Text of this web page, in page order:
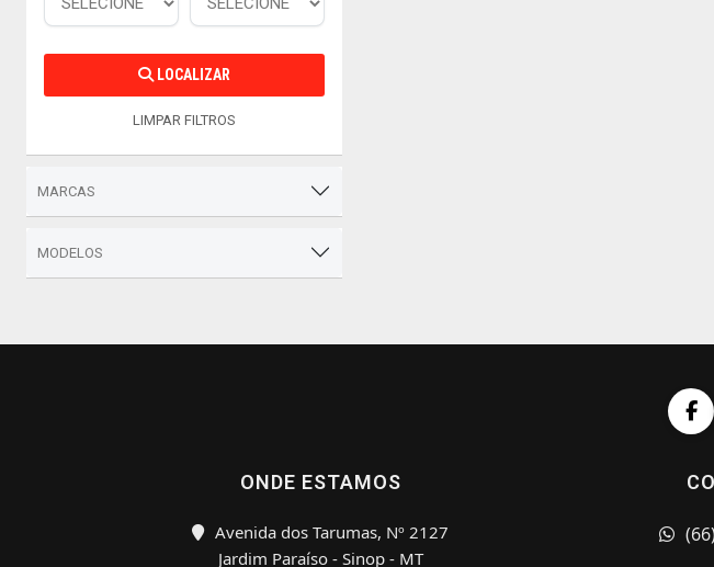
LOCALIZAR
LIMPAR FILTROS
MARCAS
MODELOS
ONDE ESTAMOS
Avenida dos Tarumas, Nº 2127
Jardim Paraíso - Sinop - MT